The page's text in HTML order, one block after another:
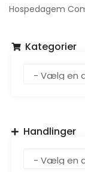
Hospedagem
Kategorier
Handlinger